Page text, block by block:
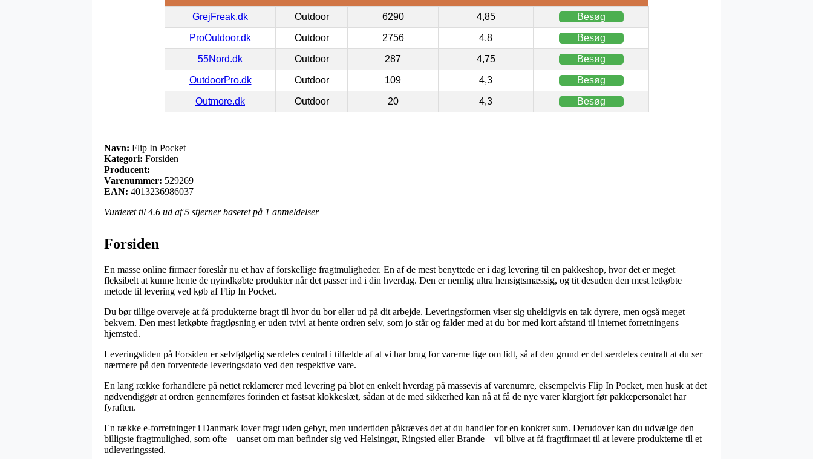
GrejFreak.dk Outdoor 6290 4,85 Besøg
ProOutdoor.dk Outdoor 2756 4,8 Besøg
55Nord.dk Outdoor 287 4,75 Besøg
OutdoorPro.dk Outdoor 109 4,3 Besøg
Outmore.dk Outdoor 20 4,3 Besøg
Navn: Flip In Pocket
Kategori: Forsiden
Producent:
Varenummer: 529269
EAN: 4013236986037
Vurderet til 4.6 ud af 5 stjerner baseret på 1 anmeldelser
Forsiden
En masse online firmaer foreslår nu et hav af forskellige fragtmuligheder. En af de mest benyttede er i dag levering til en pakkeshop, hvor det er meget
fleksibelt at kunne hente de nyindkøbte produkter når det passer ind i din hverdag. Den er nemlig ultra hensigtsmæssig, og tit desuden den mest letkøbte
metode til levering ved køb af Flip In Pocket.
Du bør tillige overveje at få produkterne bragt til hvor du bor eller ud på dit arbejde. Leveringsformen viser sig uheldigvis en tak dyrere, men også meget
bekvem. Den mest letkøbte fragtløsning er uden tvivl at hente ordren selv, som jo står og falder med at du bor med kort afstand til internet forretningens
hjemsted.
Leveringstiden på Forsiden er selvfølgelig særdeles central i tilfælde af at vi har brug for varerne lige om lidt, så af den grund er det særdeles centralt at du ser
nærmere på den forventede leveringsdato ved den respektive vare.
En lang række forhandlere på nettet reklamerer med levering på blot en enkelt hverdag på massevis af varenumre, eksempelvis Flip In Pocket, men husk at det
nødvendiggør at ordren gennemføres forinden et fastsat klokkeslæt, sådan at de med sikkerhed kan nå at få de nye varer klargjort før pakkepersonalet har
fyraften.
En række e-forretninger i Danmark lover fragt uden gebyr, men undertiden påkræves det at du handler for en konkret sum. Derudover kan du udvælge den
billigste fragtmulighed, som ofte – uanset om man befinder sig ved Helsingør, Ringsted eller Brande – vil blive at få fragtfirmaet til at levere produkterne til et
udleveringssted.